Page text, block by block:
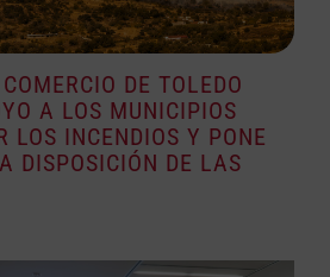
DE TOLEDO
A LOS MUNICIPIOS
LOS INCENDIOS Y PONE
DISPOSICIÓN DE LAS